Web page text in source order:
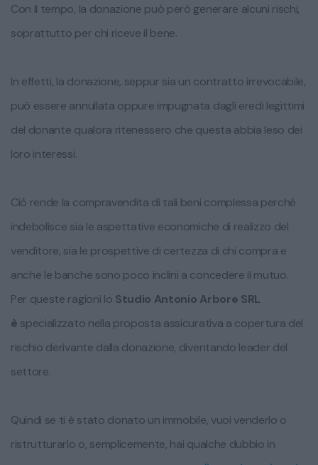
Con il tempo, la donazione può però generare alcuni rischi,
soprattutto per chi riceve il bene.
In effetti, la donazione, seppur sia un contratto irrevocabile,
può essere annullata oppure impugnata dagli eredi legittimi
del donante qualora ritenessero che questa abbia leso dei
loro interessi.
Ciò rende la compravendita di tali beni complessa perché
indebolisce sia le aspettative economiche di realizzo del
venditore, sia le prospettive di certezza di chi compra e
anche le banche sono poco inclini a concedere il mutuo.
Per queste ragioni lo Studio Antonio Arbore SRL
è specializzato nella proposta assicurativa a copertura del
rischio derivante dalla donazione, diventando leader del
settore.
Quindi se ti è stato donato un immobile, vuoi venderlo o
ristrutturarlo o, semplicemente, hai qualche dubbio in